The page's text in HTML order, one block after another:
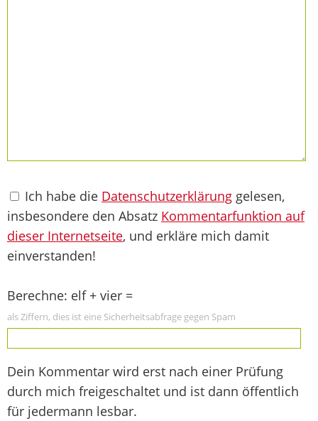
Ich habe die Datenschutzerklärung gelesen,
insbesondere den Absatz Kommentarfunktion auf
dieser Internetseite, und erkläre mich damit
einverstanden!
Berechne: elf + vier =
als Ziffern, dies ist eine Sicherheitsabfrage gegen Spam
Dein Kommentar wird erst nach einer Prüfung
durch mich freigeschaltet und ist dann öffentlich
für jedermann lesbar.